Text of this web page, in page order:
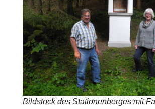
Bildstock des Stationenberges mit